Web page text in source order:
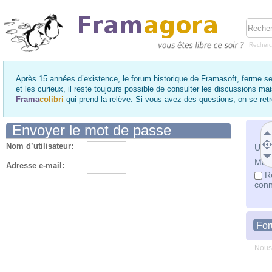
Après 15 années d’existence, le forum historique de Framasoft, ferme
et les curieux, il reste toujours possible de consulter les discussions
Framacolibri qui prend la relève. Si vous avez des questions, on se
Mot
Envoyer le mot de passe
Nom d’utilisateur:
Adresse e-mail: